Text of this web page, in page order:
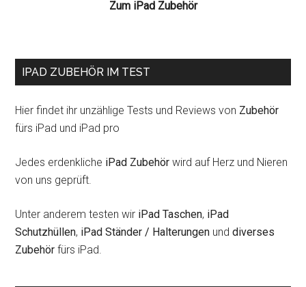
Zum iPad Zubehör
IPAD ZUBEHÖR IM TEST
Hier findet ihr unzählige Tests und Reviews von Zubehör
fürs iPad und iPad pro
Jedes erdenkliche iPad Zubehör wird auf Herz und Nieren
von uns geprüft.
Unter anderem testen wir iPad Taschen, iPad
Schutzhüllen, iPad Ständer / Halterungen unddiverses
Zubehör fürs iPad.